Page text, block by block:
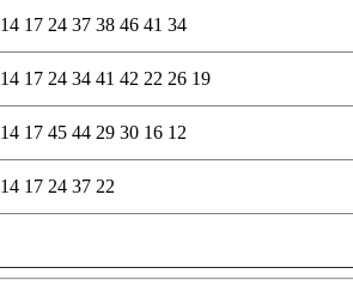
14 17 24 37 38 46 41 34
14 17 24 34 41 42 22 26 19
14 17 45 44 29 30 16 12
14 17 24 37 22